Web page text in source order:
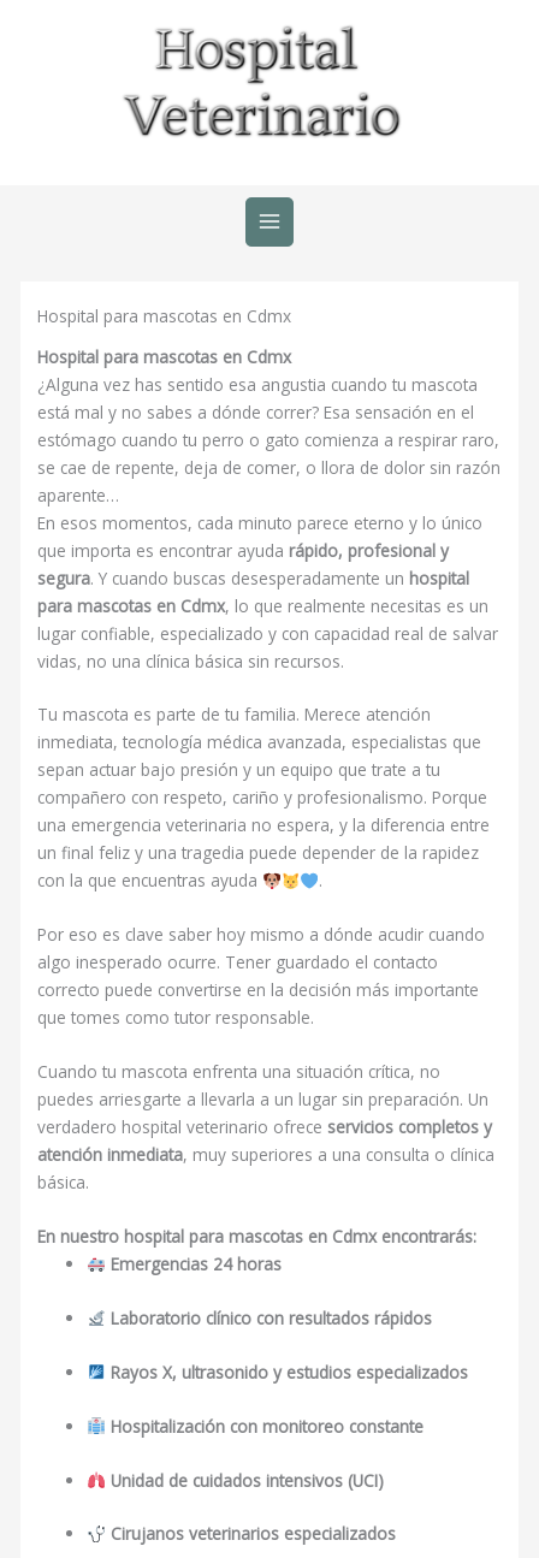
Hospital para mascotas en Cdmx
Hospital para mascotas en Cdmx
¿Alguna vez has sentido esa angustia cuando tu mascota
está mal y no sabes a dónde correr? Esa sensación en el
estómago cuando tu perro o gato comienza a respirar raro,
se cae de repente, deja de comer, o llora de dolor sin razón
aparente…
En esos momentos, cada minuto parece eterno y lo único
que importa es encontrar ayuda rápido, profesional y
segura. Y cuando buscas desesperadamente un hospital
para mascotas en Cdmx, lo que realmente necesitas es un
lugar confiable, especializado y con capacidad real de salvar
vidas, no una clínica básica sin recursos.
Tu mascota es parte de tu familia. Merece atención
inmediata, tecnología médica avanzada, especialistas que
sepan actuar bajo presión y un equipo que trate a tu
compañero con respeto, cariño y profesionalismo. Porque
una emergencia veterinaria no espera, y la diferencia entre
un final feliz y una tragedia puede depender de la rapidez
con la que encuentras ayuda
.
Por eso es clave saber hoy mismo a dónde acudir cuando
algo inesperado ocurre. Tener guardado el contacto
correcto puede convertirse en la decisión más importante
que tomes como tutor responsable.
Cuando tu mascota enfrenta una situación crítica, no
puedes arriesgarte a llevarla a un lugar sin preparación. Un
verdadero hospital veterinario ofrece servicios completos y
atención inmediata, muy superiores a una consulta o clínica
básica.
En nuestro hospital para mascotas en Cdmx encontrarás:
Emergencias 24 horas
Laboratorio clínico con resultados rápidos
Rayos X, ultrasonido y estudios especializados
Hospitalización con monitoreo constante
Unidad de cuidados intensivos (UCI)
Cirujanos veterinarios especializados